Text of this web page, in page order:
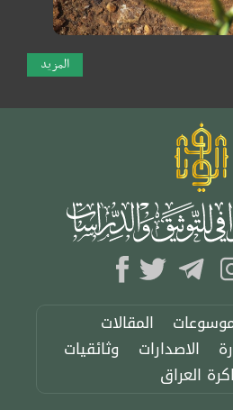
المزيد
المقالات
الاصدارات
وثائقيات
العراق